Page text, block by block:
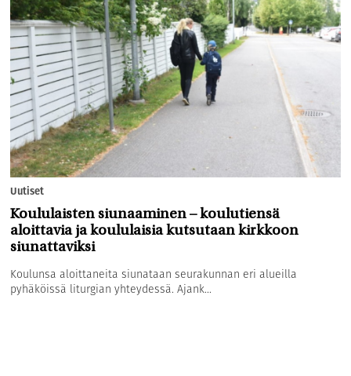
Uutiset
Koululaisten siunaaminen – koulutiensä
aloittavia ja koululaisia kutsutaan kirkkoon
siunattaviksi
Koulunsa aloittaneita siunataan seurakunnan eri alueilla
pyhäköissä liturgian yhteydessä. Ajank...